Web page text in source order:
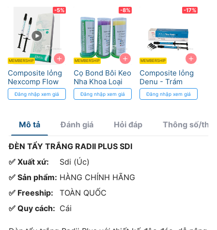
+
-5%
MEMBERSHIP
Composite lỏng
Nexcomp Flow
Đăng nhập xem giá
+
-8%
MEMBERSHIP
Cọ Bond Bôi Keo
Nha Khoa Loại
TốtĐăng nhập xem giá
+
-17%
MEMBERSHIP
Composite lỏng
Denu - Trám
răng thẩm mỹ,
độ bám cao
Đăng nhập xem giá
Mô tả Đánh giá Hỏi đáp Thông số/
ĐÈN TẨY TRẮNG RADII PLUS SDI
✅ Xuất xứ:
Sdi (Úc)
✅ Sản phẩm: HÀNG CHÍNH HÃNG
✅ Freeship:
TOÀN QUỐC
✅ Quy cách: Cái